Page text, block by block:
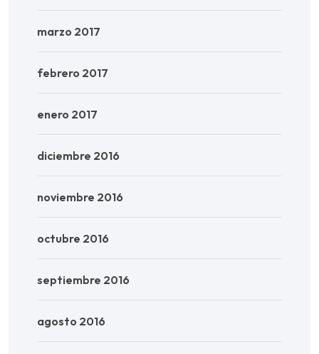
marzo 2017
febrero 2017
enero 2017
diciembre 2016
noviembre 2016
octubre 2016
septiembre 2016
agosto 2016